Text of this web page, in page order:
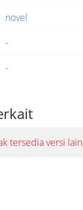
novel
-
-
tersedia versi lain